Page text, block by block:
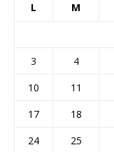
L M
3
4
10
11
17
18
24
25